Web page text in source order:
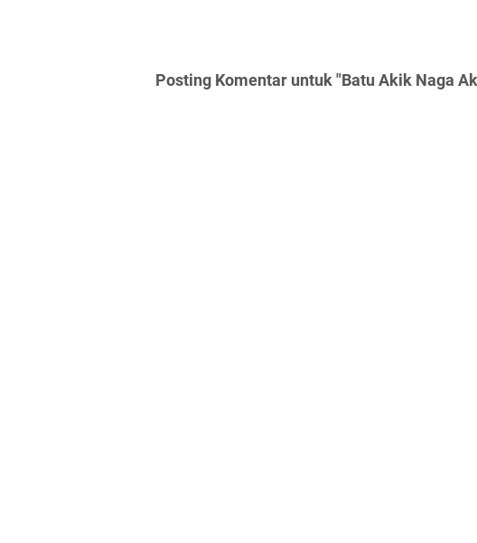
Posting Komentar untuk "Batu Akik Naga